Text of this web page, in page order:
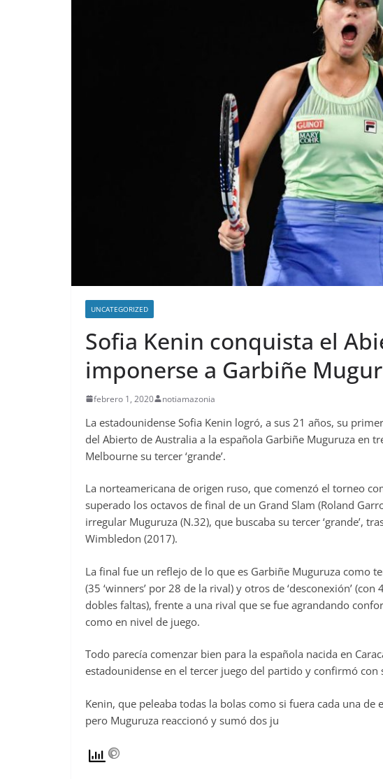
UNCATEGORIZED
Sofia Kenin conquista el
imponerse a Garbiñe
febrero 1, 2020 notiamazonia
La estadounidense Sofia Kenin logró, a sus 21 años, su
del Abierto de Australia a la española Garbiñe Muguruza en
Melbourne su tercer ‘grande’.
La norteamericana de origen ruso, que comenzó el torneo
superado los octavos de final de un Grand Slam (Roland
irregular Muguruza (N.32), que buscaba su tercer ‘grande’,
Wimbledon (2017).
La final fue un reflejo de lo que es Garbiñe Muguruza como
(35 ‘winners’ por 28 de la rival) y otros de ‘desconexión’
dobles faltas), frente a una rival que se fue agrandando
como en nivel de juego.
Todo parecía comenzar bien para la española nacida en
estadounidense en el tercer juego del partido y confirmó con
Kenin, que peleaba todas la bolas como si fuera cada una
pero Muguruza reaccionó y sumó dos ju